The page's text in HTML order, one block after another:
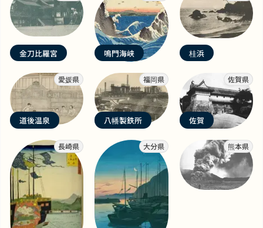
金刀比羅宮 鳴門海峡 桂浜
愛媛県
道後温泉
福岡県
八幡製鉄所
佐賀県
佐賀
長崎県 大分県 熊本県